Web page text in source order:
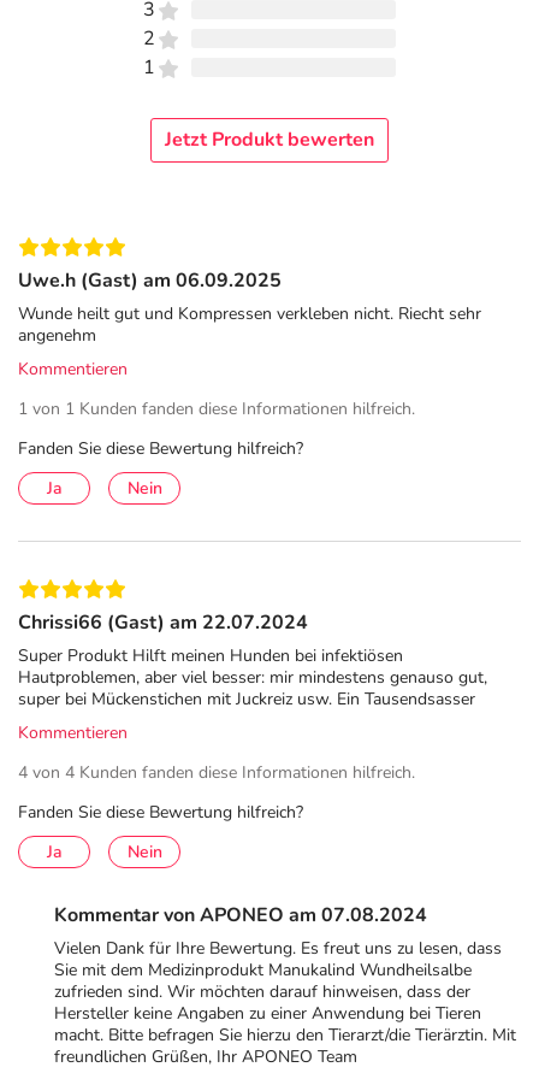
aufgrund seiner hohen Viskosität
Säuberung der Wundeund zurEntfernung von
Schorf und Schmutz.
die Wundgranulation.
Anwendungsgebiete / Indikationen
ManukaLind kann
angewendet werden.
Dazu zählen: Akute und chronische Wunden und Ulcus,
infizierte Wunden, chirurgische Wunden,
Operationswunden, Verbrennungen (Grad I und II) und
Verbrühungen, nekrotische Wunden, diabetische
Wunden, Narbenpflege bei genähten Wunden,
Bisswunden, Hautreizungen, Fuß- und Beingeschwüre
Kontraindikationen
Nicht anzuwenden bei Patienten mit bekannter Allergie
gegen Bienenprodukte (z. B. Honig, Pollen, Propolis
Nicht anwenden bei stark nässenden Wunden,
Verbrennungen dritten Grades, in tiefen engen
Nicht geeignet für die Anwendung an Kindern unter 12
Monaten und schwangeren oder stillenden Frauen.
Es liegen keine Berichte eines erhöhten
Blutzuckerspiegels bei Patienten mit Diabetes nach
Verwendung der Salbe vor, da das Produkt nicht
3
2
1
Jetzt Produkt bewerten
Uwe.h (Gast) am 06.09.2025
Wunde heilt gut und Kompressen verkleben nicht. Riecht sehr
angenehm
Kommentieren
1 von 1 Kunden fanden diese Informationen hilfreich.
Fanden Sie diese Bewertung hilfreich?
Ja
Nein
Chrissi66 (Gast) am 22.07.2024
Super Produkt Hilft meinen Hunden bei infektiösen
Hautproblemen, aber viel besser: mir mindestens genauso gut,
super bei Mückenstichen mit Juckreiz usw. Ein Tausendsasser
Kommentieren
4 von 4 Kunden fanden diese Informationen hilfreich.
Fanden Sie diese Bewertung hilfreich?
Ja
Nein
Kommentar von APONEO am 07.08.2024
Vielen Dank für Ihre Bewertung. Es freut uns zu lesen, dass
Sie mit dem Medizinprodukt Manukalind Wundheilsalbe
zufrieden sind. Wir möchten darauf hinweisen, dass der
Hersteller keine Angaben zu einer Anwendung bei Tieren
macht. Bitte befragen Sie hierzu den Tierarzt/die Tierärztin. Mit
freundlichen Grüßen, Ihr APONEO Team